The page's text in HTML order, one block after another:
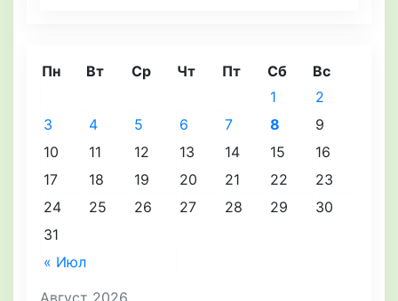
Пн Вт Ср Чт Пт Сб Вс
« Июл
1
2
3
4 5 6 7 8
9
10
11 12 13 14 15
16
17
18 19 20 21 22
23
24
25 26 27 28 29
30
31